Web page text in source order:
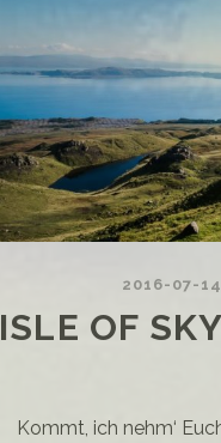
2016-07-14
ISLE OF
Kommt, ich nehm‘